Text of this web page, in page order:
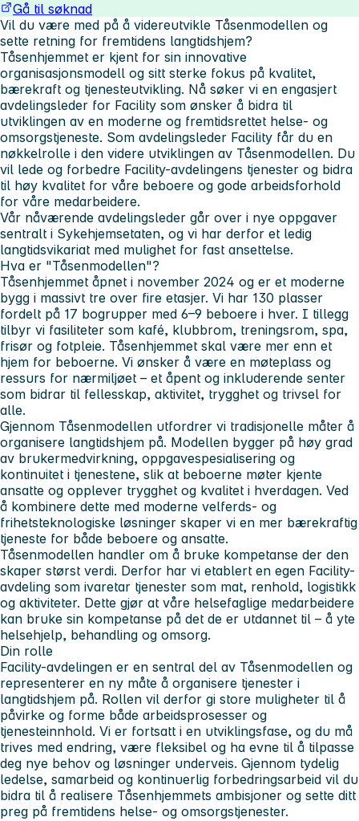
Gå til søknad
Vil du være med på å videreutvikle Tåsenmodellen og
sette retning for fremtidens langtidshjem?
Tåsenhjemmet er kjent for sin innovative
organisasjonsmodell og sitt sterke fokus på kvalitet,
bærekraft og tjenesteutvikling. Nå søker vi en engasjert
avdelingsleder for Facility som ønsker å bidra til
utviklingen av en moderne og fremtidsrettet helse- og
omsorgstjeneste. Som avdelingsleder Facility får du en
nøkkelrolle i den videre utviklingen av Tåsenmodellen. Du
vil lede og forbedre Facility-avdelingens tjenester og bidra
til høy kvalitet for våre beboere og gode arbeidsforhold
for våre medarbeidere.
Vår nåværende avdelingsleder går over i nye oppgaver
sentralt i Sykehjemsetaten, og vi har derfor et ledig
langtidsvikariat med mulighet for fast ansettelse.
Hva er "Tåsenmodellen"?
Tåsenhjemmet åpnet i november 2024 og er et moderne
bygg i massivt tre over fire etasjer. Vi har 130 plasser
fordelt på 17 bogrupper med 6–9 beboere i hver. I tillegg
tilbyr vi fasiliteter som kafé, klubbrom, treningsrom, spa,
frisør og fotpleie. Tåsenhjemmet skal være mer enn et
hjem for beboerne. Vi ønsker å være en møteplass og
ressurs for nærmiljøet – et åpent og inkluderende senter
som bidrar til fellesskap, aktivitet, trygghet og trivsel for
alle.
Gjennom Tåsenmodellen utfordrer vi tradisjonelle måter å
organisere langtidshjem på. Modellen bygger på høy grad
av brukermedvirkning, oppgavespesialisering og
kontinuitet i tjenestene, slik at beboerne møter kjente
ansatte og opplever trygghet og kvalitet i hverdagen. Ved
å kombinere dette med moderne velferds- og
frihetsteknologiske løsninger skaper vi en mer bærekraftig
tjeneste for både beboere og ansatte.
Tåsenmodellen handler om å bruke kompetanse der den
skaper størst verdi. Derfor har vi etablert en egen Facility-
avdeling som ivaretar tjenester som mat, renhold, logistikk
og aktiviteter. Dette gjør at våre helsefaglige medarbeidere
kan bruke sin kompetanse på det de er utdannet til – å yte
helsehjelp, behandling og omsorg.
Din rolle
Facility-avdelingen er en sentral del av Tåsenmodellen og
representerer en ny måte å organisere tjenester i
langtidshjem på. Rollen vil derfor gi store muligheter til å
påvirke og forme både arbeidsprosesser og
tjenesteinnhold. Vi er fortsatt i en utviklingsfase, og du må
trives med endring, være fleksibel og ha evne til å tilpasse
deg nye behov og løsninger underveis. Gjennom tydelig
ledelse, samarbeid og kontinuerlig forbedringsarbeid vil du
bidra til å realisere Tåsenhjemmets ambisjoner og sette ditt
preg på fremtidens helse- og omsorgstjenester.